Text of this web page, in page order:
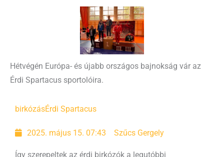
Hétvégén Európa- és újabb országos bajnokság vár az
Érdi Spartacus sportolóira.
birkózásÉrdi Spartacus
2025. május 15. 07:43 Szűcs Gergely
Így szerepeltek az érdi birkózók a legutóbbi